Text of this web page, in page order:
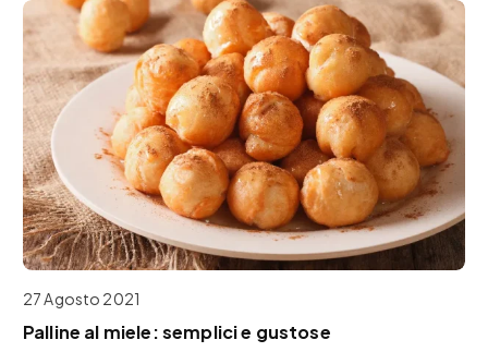
27 Agosto 2021
Palline al miele: semplici e gustose